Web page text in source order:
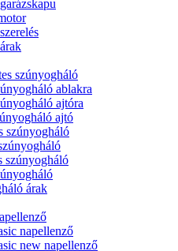
szúnyogháló
ablakra
ajtóra
ajtó
szúnyogháló
szúnyogháló
árak
napellenző
new napellenző